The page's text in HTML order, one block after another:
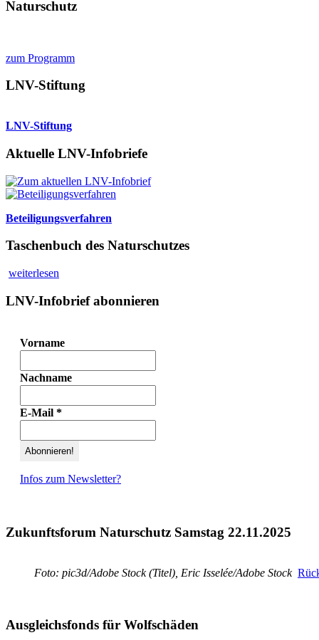
Naturschutz
zum Programm
LNV-Stiftung
LNV-Stiftung
Aktuelle LNV-Infobriefe
Beteiligungsverfahren
Taschenbuch des Naturschutzes
weiterlesen
LNV-Infobrief abonnieren
Vorname
Nachname
E-Mail *
Infos zum Newsletter?
Zukunftsforum Naturschutz Samstag 22.11.2025
Foto: pic3d/Adobe Stock (Titel), Eric Isselée/Adobe Stock
Ausgleichsfonds für Wolfschäden